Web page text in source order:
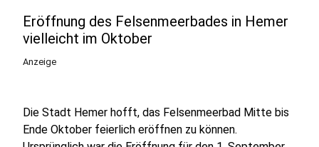
Eröffnung des Felsenmeerbades in Hemer
vielleicht im Oktober
Anzeige
Die Stadt Hemer hofft, das Felsenmeerbad Mitte bis
Ende Oktober feierlich eröffnen zu können.